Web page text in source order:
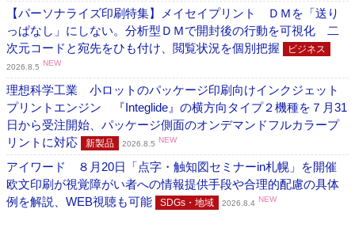
【パーソナライズ印刷特集】メイセイプリント ＤＭを「送り
っぱなし」にしない。分析型ＤＭで開封後の行動を可視化 二
次元コードと宛先をひも付け、閲覧状況を個別把握
ビジネス
2026.8.5 NEW
理想科学工業 小ロットのパッケージ印刷向けインクジェット
プリントエンジン 『Integlide』の横方向タイプ２機種を７月31
日から受注開始、パッケージ側面のオンデマンドフルカラープ
リントに対応
新製品 2026.8.5 NEW
アイワード ８月20日「点字・触知図セミナーin札幌」を開催
欧文印刷が視覚障がい者への情報提供手段や合理的配慮の具体
例を解説、WEB視聴も可能
SDGs・地域 2026.8.4 NEW